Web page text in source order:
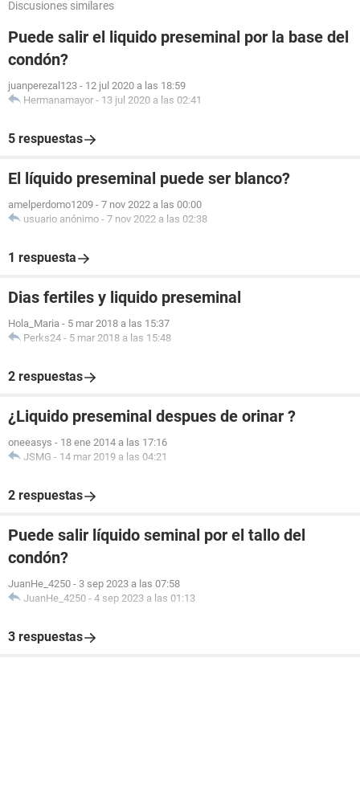
Discusiones similares
Puede salir el liquido preseminal por la base del
condón?
juanperezal123 - 12 jul 2020 a las 18:59
Hermanamayor - 13 jul 2020 a las 02:41
5 respuestas
El líquido preseminal puede ser blanco?
amelperdomo1209 - 7 nov 2022 a las 00:00
usuario anónimo - 7 nov 2022 a las 02:38
1 respuesta
Dias fertiles y liquido preseminal
Hola_Maria - 5 mar 2018 a las 15:37
Perks24 - 5 mar 2018 a las 15:48
2 respuestas
¿Liquido preseminal despues de orinar ?
oneeasys - 18 ene 2014 a las 17:16
JSMG - 14 mar 2019 a las 04:21
2 respuestas
Puede salir líquido seminal por el tallo del
condón?
JuanHe_4250 - 3 sep 2023 a las 07:58
JuanHe_4250 - 4 sep 2023 a las 01:13
3 respuestas